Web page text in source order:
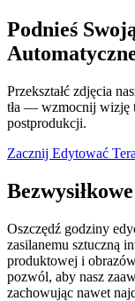
Podnieś
Przekształć zdjęcia
tła — wzmocnij wizję
postprodukcji.
Zacznij Edytować
Oszczędź godziny
zasilanemu sztuczną
produktowej i
pozwól, aby nasz
zachowując nawet